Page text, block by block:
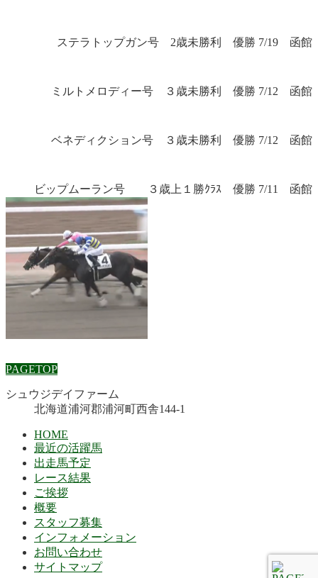
ステラトップガン号 2歳未勝利 優勝 7/19 函館
ミルトメロディー号 ３歳未勝利 優勝 7/12 函館
ベネディクション号 ３歳未勝利 優勝 7/12 函館
ビップムーラン号 ３歳上１勝ｸﾗｽ 優勝 7/11 函館
PAGETOP
シュウジデイファーム
北海道浦河郡浦河町西舎144-1
HOME
最近の活躍馬
出走馬予定
レース結果
ご挨拶
概要
スタッフ募集
インフォメーション
お問い合わせ
サイトマップ